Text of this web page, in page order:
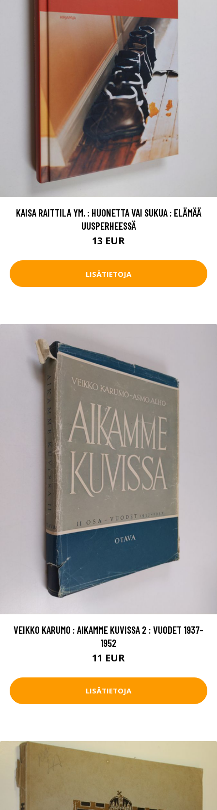
KAISA RAITTILA YM. : HUONETTA VAI SUKUA : ELÄMÄÄ
UUSPERHEESSÄ
13 EUR
LISÄTIETOJA
VEIKKO KARUMO : AIKAMME KUVISSA 2 : VUODET 1937-
1952
11 EUR
LISÄTIETOJA